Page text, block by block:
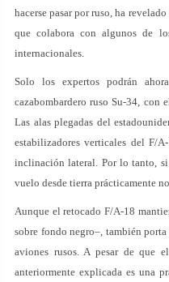
hacerse pasar por ruso, ha
que colabora con algunos de
internacionales.
Solo los expertos podrán
cazabombardero ruso Su-34, con
Las alas plegadas del
estabilizadores verticales del F/
inclinación lateral. Por lo tanto,
vuelo desde tierra prácticamente
Aunque el retocado F/A-18
sobre fondo negro–, también
aviones rusos. A pesar de que
anteriormente explicada es una